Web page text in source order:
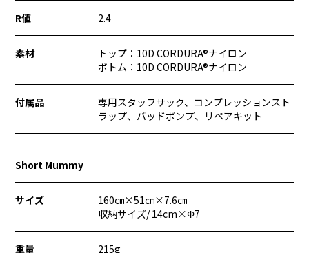
R値 2.4
素材
トップ：10D CORDURA®︎ナイロン
ボトム：10D CORDURA®︎ナイロン
付属品
専用スタッフサック、コンプレッションスト
ラップ、パッドポンプ、リペアキット
Short Mummy
サイズ
160㎝×51㎝×7.6㎝
収納サイズ/ 14cm×Φ7
重量 215g